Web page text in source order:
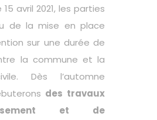
15 avril 2021, les parties
de la mise en place
sur une durée de
la commune et la
Dès l’automne
des travaux
et de